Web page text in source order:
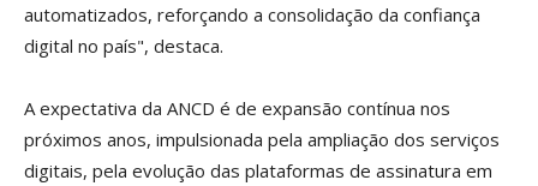
automatizados, reforçando a consolidação da confiança
digital no país", destaca.
A expectativa da ANCD é de expansão contínua nos
próximos anos, impulsionada pela ampliação dos serviços
digitais, pela evolução das plataformas de assinatura em